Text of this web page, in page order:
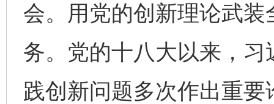
会。用党的创新理论武
务。党的十八大以来，
践创新问题多次作出重